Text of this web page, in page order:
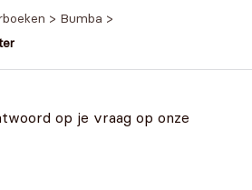
> Bumba >
op je vraag op onze